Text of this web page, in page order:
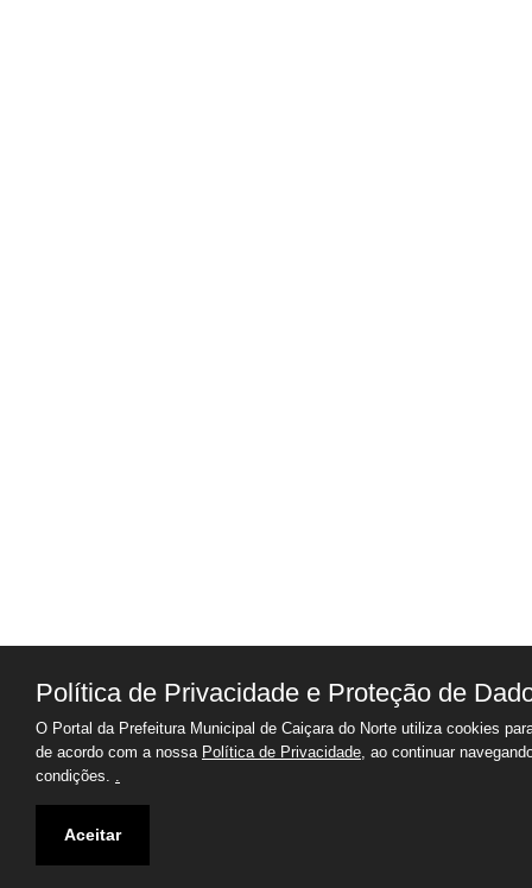
Política de Privacidade e Proteção de
O Portal da Prefeitura Municipal de Caiçara do Norte utiliza cookies
de acordo com a nossa Política de Privacidade, ao continuar
condições. .
Aceitar